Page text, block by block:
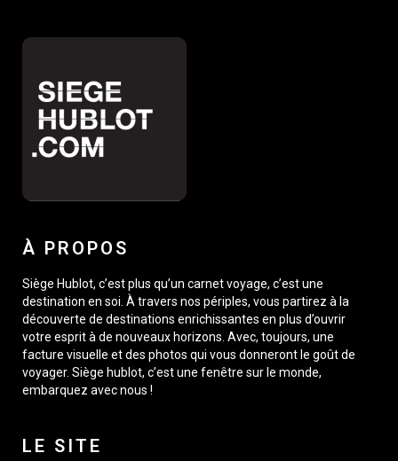
À PROPOS
Siège Hublot, c’est plus qu’un carnet voyage, c’est une
destination en soi. À travers nos périples, vous partirez à la
découverte de destinations enrichissantes en plus d’ouvrir
votre esprit à de nouveaux horizons. Avec, toujours, une
facture visuelle et des photos qui vous donneront le goût de
voyager. Siège hublot, c’est une fenêtre sur le monde,
embarquez avec nous !
LE SITE